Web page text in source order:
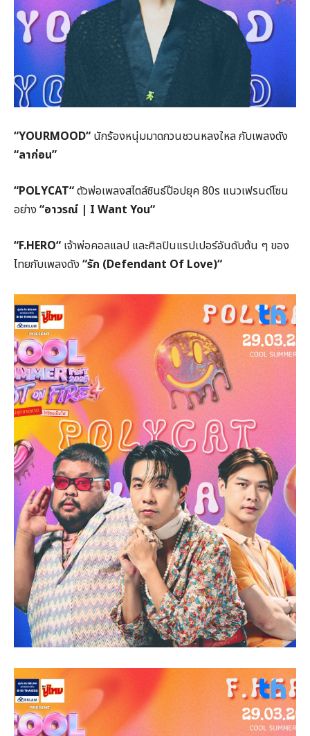
“YOURMOOD“ นักร้องหนุ่มมาดกวนชวนหลงใหล กับเพลงดัง
“ลาก่อน”
“POLYCAT“ตัวพ่อเพลงสไตล์ซินธ์ป๊อปยุค 80s แนวเฟรนด์โซน
อย่าง “อาวรณ์ | I Want You“
“F.HERO“ เจ้าพ่อคอลแลป และศิลปินแรปเปอร์อันดับต้น ๆ ของ
ไทยกับเพลงดัง “รัก (Defendant Of Love)“